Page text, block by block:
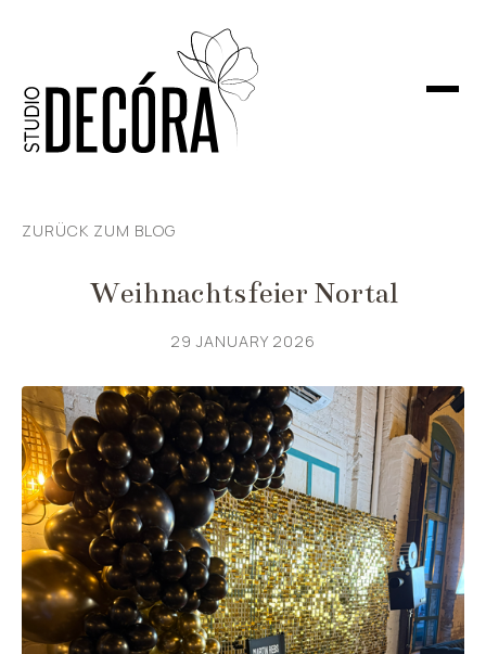
ZURÜCK ZUM BLOG
Weihnachtsfeier Nortal
29 JANUARY 2026